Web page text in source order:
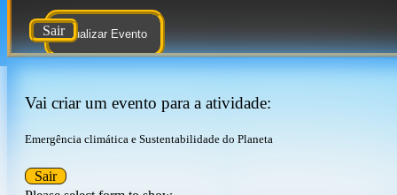
Atualizar Evento
Sair
Vai criar um evento para a atividade:
Emergência climática e Sustentabilidade do Planeta
Sair